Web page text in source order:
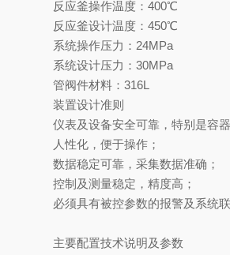
反应釜操作温度：400℃
反应釜设计温度：450℃
系统操作压力：24MPa
系统设计压力：30MPa
管阀件材料：316L
装置设计准则
仪表及设备安全可靠，特别是容
人性化，便于操作；
数据稳定可靠，采集数据准确；
控制及测量稳定，精度高；
必须具有被控参数的报警及系统
主要配置技术说明及参数